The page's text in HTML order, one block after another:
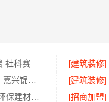
[建筑装修]
[建筑装修]
[招商加盟]